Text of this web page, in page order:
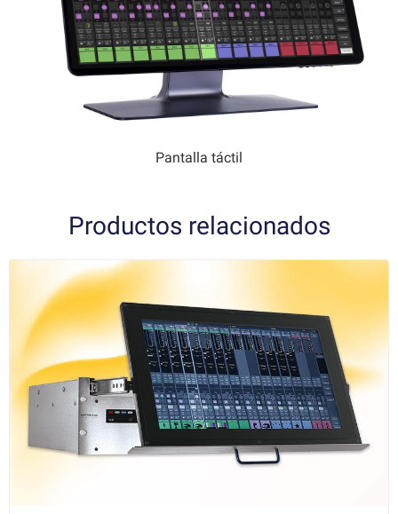
Pantalla táctil
Productos relacionados